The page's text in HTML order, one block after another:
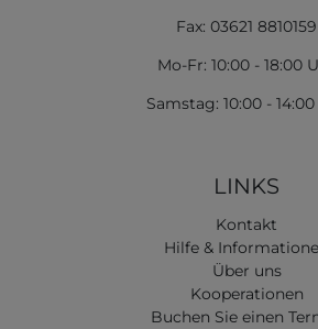
Fax: 03621 8810159
Mo-Fr: 10:00 - 18:00
Samstag: 10:00 -
LINKS
Kontakt
Hilfe &
Über uns
Kooperationen
Buchen Sie einen